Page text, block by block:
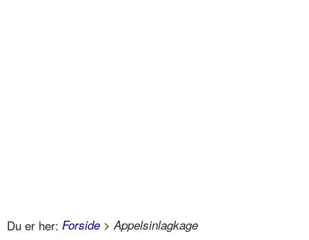
Du er her: Forside > Appelsinlagkage